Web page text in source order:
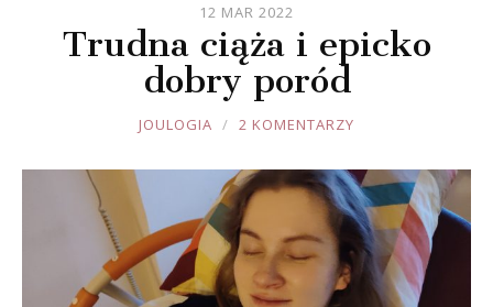
12 MAR 2022
Trudna ciąża i epicko
dobry poród
JOULE
JOULOGIA 2 KOMENTARZY